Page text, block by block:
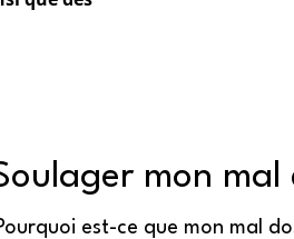
mon mal
est-ce que mon mal